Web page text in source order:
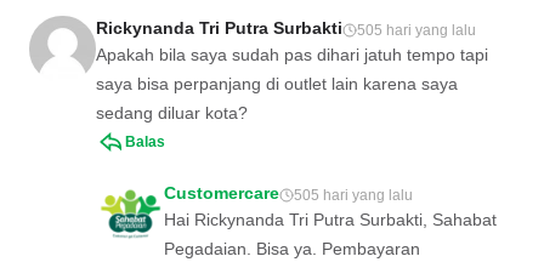
Rickynanda Tri Putra Surbakti 505 hari yang lalu
Apakah bila saya sudah pas dihari jatuh tempo tapi
saya bisa perpanjang di outlet lain karena saya
sedang diluar kota?
Balas
Customercare 505 hari yang lalu
Hai Rickynanda Tri Putra Surbakti, Sahabat
Pegadaian. Bisa ya. Pembayaran